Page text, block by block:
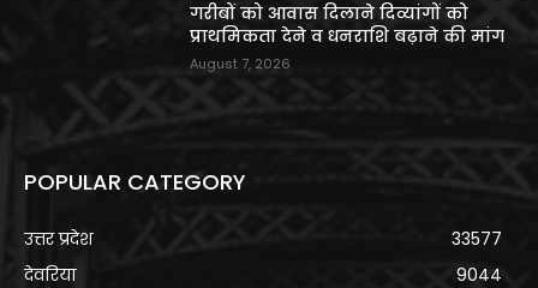
गरीबों को आवास दिलाने दिव्यांगों को
प्राथमिकता देने व धनराशि बढ़ाने की मांग
August 7, 2026
POPULAR CATEGORY
उत्तर प्रदेश
33577
देवरिया
9044